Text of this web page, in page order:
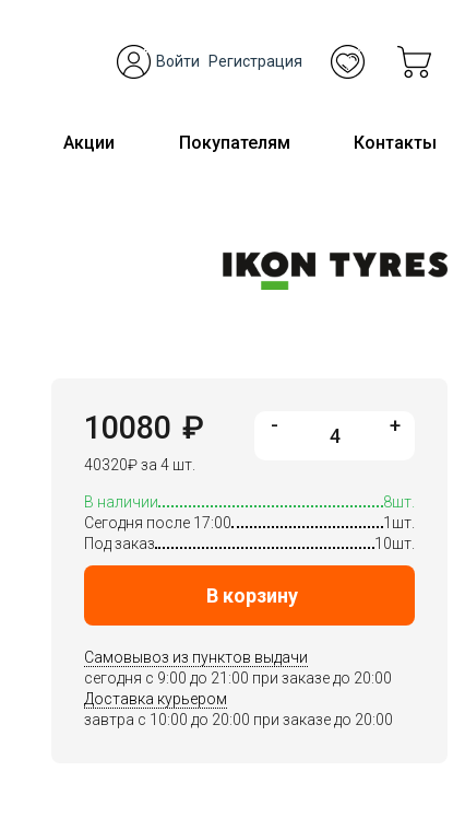
Войти Регистрация
Акции Покупателям Контакты
10080 ₽
40320₽за 4 шт.
- +
В наличии
8шт.
Сегодня после 17:00
1шт.
Под заказ
10шт.
В корзину
Самовывоз из пунктов выдачи
сегодня c 9:00 до 21:00 при заказе до 20:00
Доставка курьером
завтра c 10:00 до 20:00 при заказе до 20:00